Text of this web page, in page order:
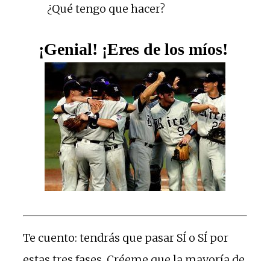
¿Qué tengo que hacer?
¡Genial! ¡Eres de los míos!
Te cuento: tendrás que pasar SÍ o SÍ por